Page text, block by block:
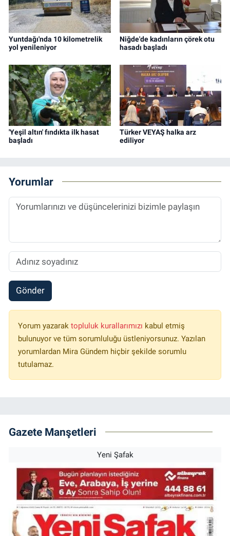
Yuntdağı'nda 10 kilometrelik
yol yenileniyor
Niğde'de kadınların çörek otu
hasadı başladı
'Yeşil altın' fındıkta ilk hasat
başladı
Türker VEYAŞ halka arz
ediliyor
Yorumlar
Gönder
Yorum yazarak topluluk kurallarımızı kabul etmiş
bulunuyor ve tüm sorumluluğu üstleniyorsunuz. Yazılan
yorumlardan Mira Gündem hiçbir şekilde sorumlu
tutulamaz.
Gazete Manşetleri
Yeni Şafak